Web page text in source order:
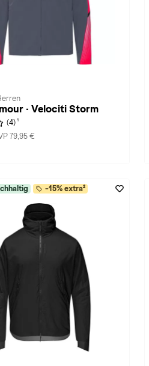
· Velociti Storm
(4) 1
79,95 €
-15% extra²